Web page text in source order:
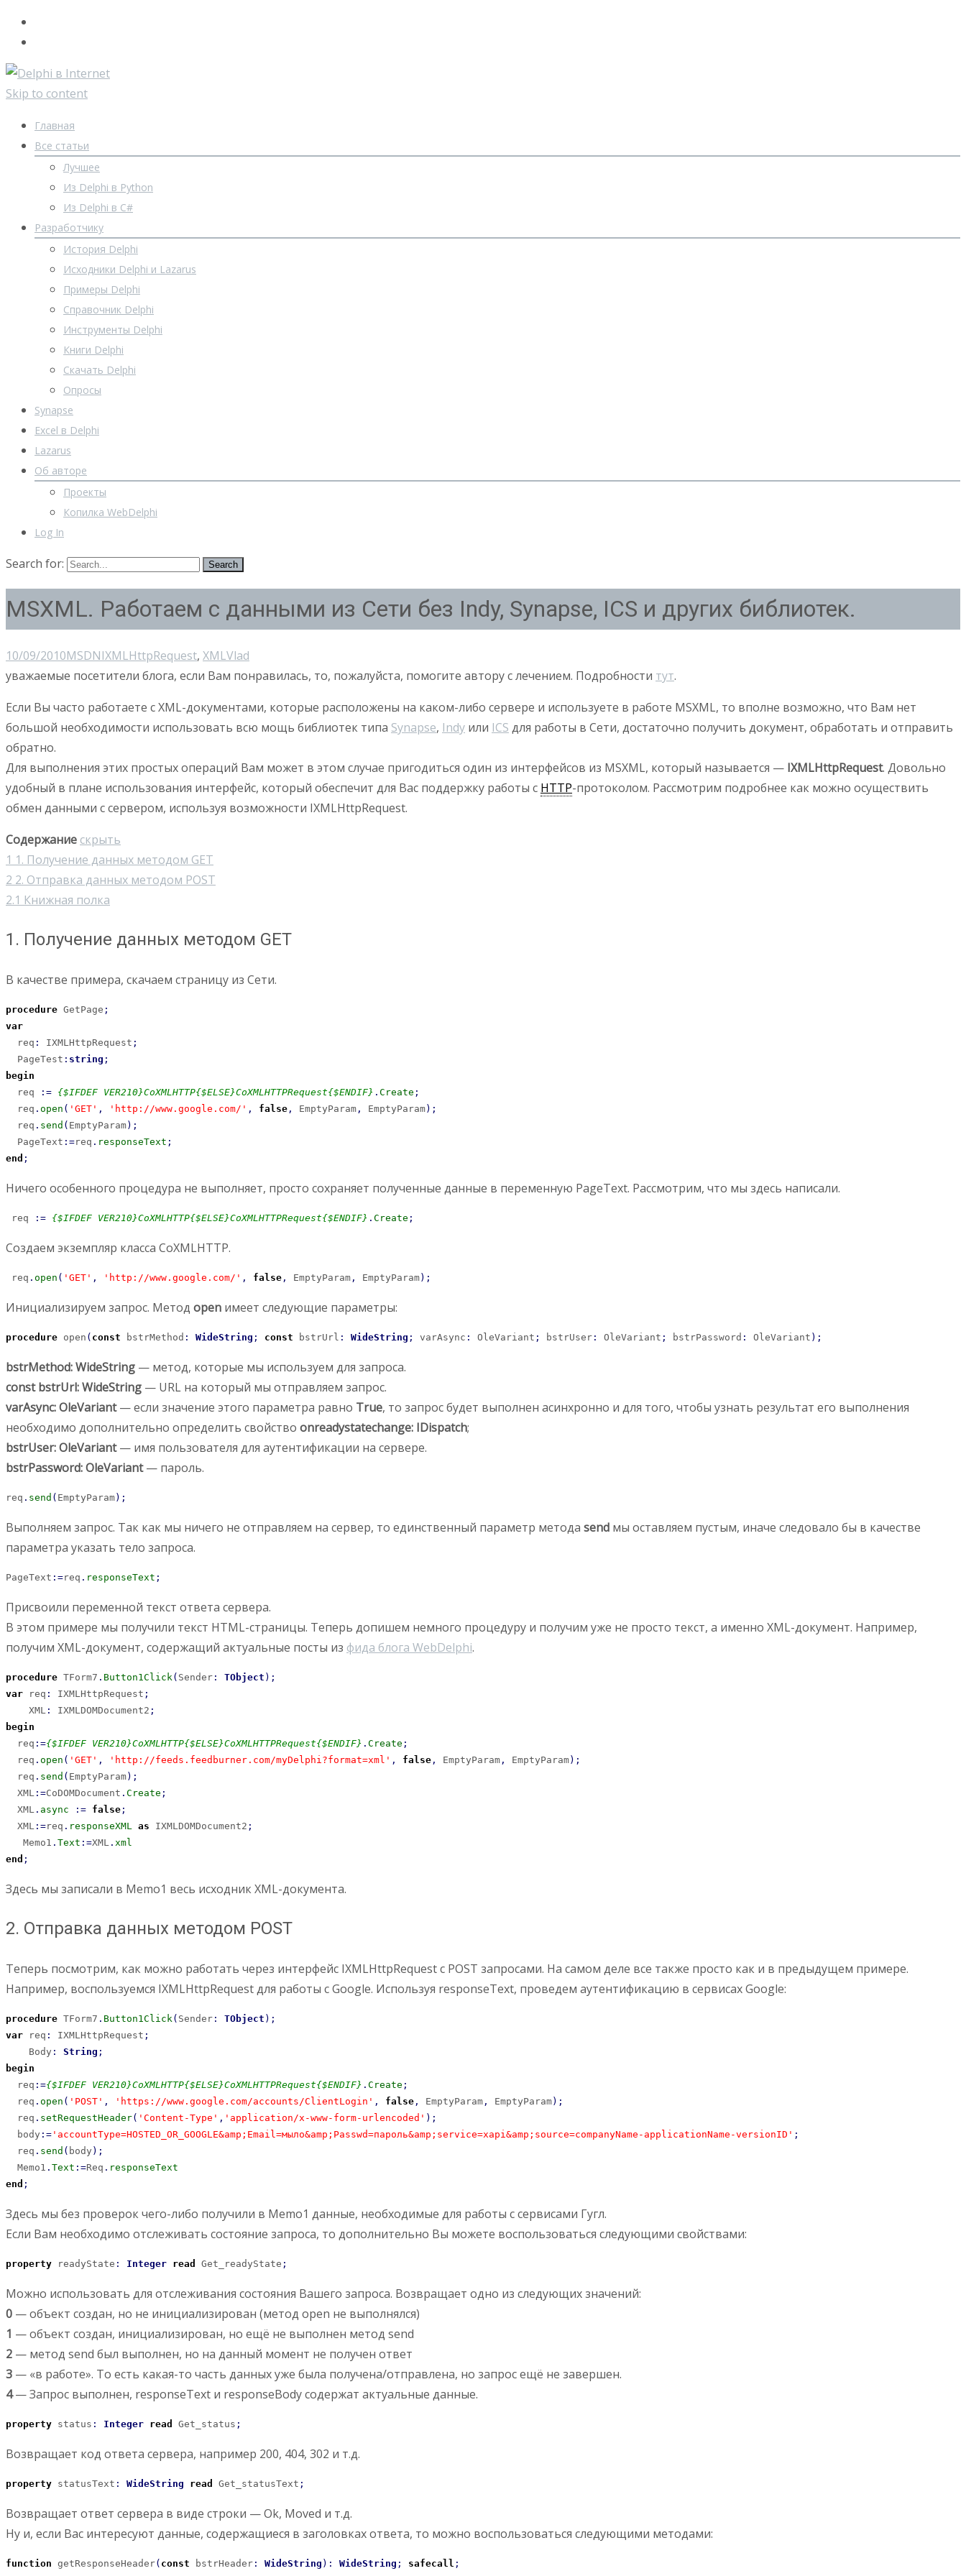
Skip to content
Главная
Все статьи
Лучшее
Из Delphi в Python
Из Delphi в C#
Разработчику
История Delphi
Исходники Delphi и Lazarus
Примеры Delphi
Справочник Delphi
Инструменты Delphi
Книги Delphi
Скачать Delphi
Опросы
Synapse
Excel в Delphi
Lazarus
Об авторе
Проекты
Копилка WebDelphi
Log In
Search for:
MSXML. Работаем с данными из Сети без Indy, Synapse, ICS и других библиотек.
10/09/2010MSDNIXMLHttpRequest, XMLVlad
уважаемые посетители блога, если Вам понравилась, то, пожалуйста, помогите автору с лечением. Подробности тут.
Если Вы часто работаете с XML-документами, которые расположены на каком-либо сервере и используете в работе MSXML, то вполне возможно, что Вам нет
большой необходимости использовать всю мощь библиотек типа Synapse, Indy или ICS для работы в Сети, достаточно получить документ, обработать и отправить
обратно.
Для выполнения этих простых операций Вам может в этом случае пригодиться один из интерфейсов из MSXML, который называется — IXMLHttpRequest. Довольно
удобный в плане использования интерфейс, который обеспечит для Вас поддержку работы с HTTP-протоколом. Рассмотрим подробнее как можно осуществить
обмен данными с сервером, используя возможности IXMLHttpRequest.
Содержание скрыть
1 1. Получение данных методом GET
2 2. Отправка данных методом POST
2.1 Книжная полка
1. Получение данных методом GET
В качестве примера, скачаем страницу из Сети.
procedure GetPage ;
var
  req
: IXMLHttpRequest ;
  PageTest
: string ;
begin
  req
: = {$IFDEF VER210}CoXMLHTTP{$ELSE}CoXMLHTTPRequest{$ENDIF} . Create ;
  req
. open ( 'GET' , 'http://www.google.com/' , false , EmptyParam , EmptyParam) ;
  req
. send ( EmptyParam) ;
  PageText
: =req . responseText ;
end ;
Ничего особенного процедура не выполняет, просто сохраняет полученные данные в переменную PageText. Рассмотрим, что мы здесь написали.
req : = {$IFDEF VER210}CoXMLHTTP{$ELSE}CoXMLHTTPRequest{$ENDIF} . Create ;
Создаем экземпляр класса CoXMLHTTP.
req . open ( 'GET' , 'http://www.google.com/' , false , EmptyParam , EmptyParam) ;
Инициализируем запрос. Метод open имеет следующие параметры:
procedure open ( const bstrMethod : WideString ; const bstrUrl : WideString ; varAsync : OleVariant ; bstrUser : OleVariant ; bstrPassword : OleVariant ) ;
bstrMethod: WideString — метод, которые мы используем для запроса.
const bstrUrl: WideString — URL на который мы отправляем запрос.
varAsync: OleVariant— если значение этого параметра равно True, то запрос будет выполнен асинхронно и для того, чтобы узнать результат его выполнения
необходимо дополнительно определить свойство onreadystatechange: IDispatch;
bstrUser: OleVariant— имя пользователя для аутентификации на сервере.
bstrPassword: OleVariant— пароль.
req . send ( EmptyParam) ;
Выполняем запрос. Так как мы ничего не отправляем на сервер, то единственный параметр метода send мы оставляем пустым, иначе следовало бы в качестве
параметра указать тело запроса.
PageText : =req . responseText ;
Присвоили переменной текст ответа сервера.
В этом примере мы получили текст HTML-страницы. Теперь допишем немного процедуру и получим уже не просто текст, а именно XML-документ. Например,
получим XML-документ, содержащий актуальные посты из фида блога WebDelphi.
procedure TForm7 . Button1Click ( Sender : TObject ) ;
var req : IXMLHttpRequest ;
    XML
: IXMLDOMDocument2 ;
begin
  req
: ={$IFDEF VER210}CoXMLHTTP{$ELSE}CoXMLHTTPRequest{$ENDIF} . Create ;
  req
. open ( 'GET' , 'http://feeds.feedburner.com/myDelphi?format=xml' , false , EmptyParam , EmptyParam) ;
  req
. send ( EmptyParam) ;
  XML
: =CoDOMDocument . Create ;
  XML
. async : = false ;
  XML
: =req . responseXML as IXMLDOMDocument2 ;
   Memo1
. Text : =XML . xml
end ;
Здесь мы записали в Memo1 весь исходник XML-документа.
2. Отправка данных методом POST
Теперь посмотрим, как можно работать через интерфейс IXMLHttpRequest с POST запросами. На самом деле все также просто как и в предыдущем примере.
Например, воспользуемся IXMLHttpRequest для работы с Google. Используя responseText, проведем аутентификацию в сервисах Google:
procedure TForm7 . Button1Click ( Sender : TObject ) ;
var req : IXMLHttpRequest ;
    Body
: String ;
begin
  req
: ={$IFDEF VER210}CoXMLHTTP{$ELSE}CoXMLHTTPRequest{$ENDIF} . Create ;
  req
. open ( 'POST' , 'https://www.google.com/accounts/ClientLogin' , false , EmptyParam , EmptyParam) ;
  req
. setRequestHeader( 'Content-Type' , 'application/x-www-form-urlencoded' ) ;
  body
: = 'accountType=HOSTED_OR_GOOGLE&amp;Email=мыло&amp;Passwd=пароль&amp;service=xapi&amp;source=companyName-applicationName-versionID' ;
  req
. send ( body ) ;
  Memo1
. Text : =Req . responseText
end ;
Здесь мы без проверок чего-либо получили в Memo1 данные, необходимые для работы с сервисами Гугл.
Если Вам необходимо отслеживать состояние запроса, то дополнительно Вы можете воспользоваться следующими свойствами:
property readyState : Integer read Get_readyState ;
Можно использовать для отслеживания состояния Вашего запроса. Возвращает одно из следующих значений:
0 — объект создан, но не инициализирован (метод open не выполнялся)
1 — объект создан, инициализирован, но ещё не выполнен метод send
2 — метод send был выполнен, но на данный момент не получен ответ
3 — «в работе». То есть какая-то часть данных уже была получена/отправлена, но запрос ещё не завершен.
4— Запрос выполнен, responseText и responseBody содержат актуальные данные.
property status : Integer read Get_status ;
Возвращает код ответа сервера, например 200, 404, 302 и т.д.
property statusText : WideString read Get_statusText ;
Возвращает ответ сервера в виде строки — Ok, Moved и т.д.
Ну и, если Вас интересуют данные, содержащиеся в заголовках ответа, то можно воспользоваться следующими методами:
function getResponseHeader( const bstrHeader : WideString ) : WideString ; safecall ;